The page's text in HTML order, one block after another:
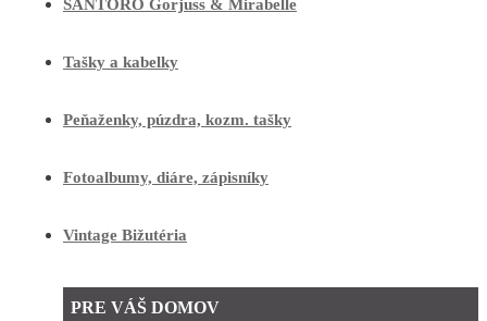
SANTORO Gorjuss & Mirabelle
Tašky a kabelky
Peňaženky, púzdra, kozm. tašky
Fotoalbumy, diáre, zápisníky
Vintage Bižutéria
PRE VÁŠ DOMOV